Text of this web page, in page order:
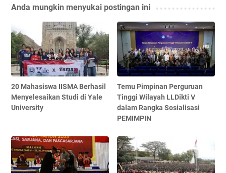
Anda mungkin menyukai postingan ini
20 Mahasiswa IISMA Berhasil
Menyelesaikan Studi di Yale
University
Temu Pimpinan Perguruan
Tinggi Wilayah LLDikti V
dalam Rangka Sosialisasi
PEMIMPIN